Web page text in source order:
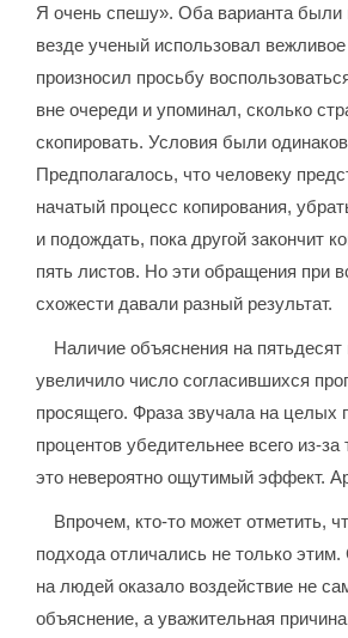
Я очень спешу». Оба варианта были
везде ученый использовал вежливое
произносил просьбу
вне очереди и упоминал, сколько
скопировать. Условия были
Предполагалось, что человеку
начатый процесс копирования,
и подождать, пока другой закончит
пять листов. Но эти обращения при
схожести давали разный результат.
Наличие объяснения на пятьдесят
увеличило число согласившихся
просящего. Фраза звучала на целых
процентов убедительнее всего из-за
это невероятно ощутимый эффект.
Впрочем, кто-то может отметить,
подхода отличались не только этим.
на людей оказало воздействие не
объяснение, а уважительная